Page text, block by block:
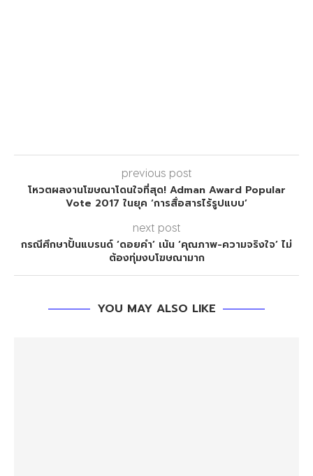
previous post
โหวตผลงานโฆษณาโดนใจที่สุด! Adman Award Popular
Vote 2017 ในยุค ‘การสื่อสารไร้รูปแบบ’
next post
กรณีศึกษาปั้นแบรนด์ ‘ดอยคำ’ เน้น ‘คุณภาพ-ความจริงใจ’ ไม่
ต้องทุ่มงบโฆษณามาก
YOU MAY ALSO LIKE